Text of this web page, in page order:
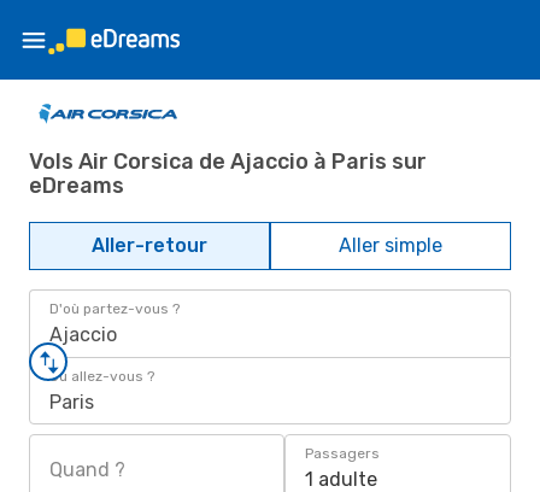
Vols Air Corsica de Ajaccio à Paris sur
eDreams
Aller-retour Aller simple
D'où partez-vous ?
Ajaccio
Où allez-vous ?
Paris
Quand ?
Passagers
1 adulte